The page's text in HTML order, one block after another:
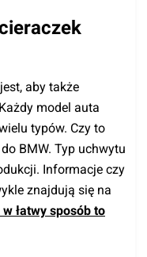
aby także
model auta
typów. Czy to
BMW. Typ uchwytu
Informacje czy
znajdują się na
łatwy sposób to